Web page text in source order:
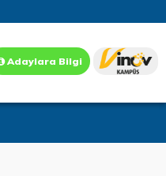
Adaylara Bilgi